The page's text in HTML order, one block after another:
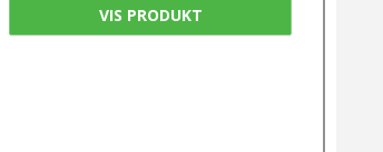
VIS PRODUKT